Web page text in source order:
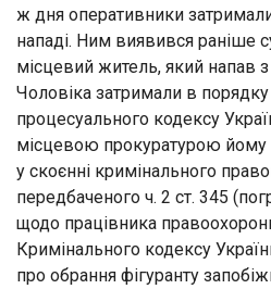
ж дня оперативники
нападі. Ним виявився раніше
місцевий житель, який напав з
Чоловіка затримали в
процесуального кодексу
місцевою прокуратурою йому
у скоєнні кримінального
передбаченого ч. 2 ст. 345
щодо працівника
Кримінального кодексу
про обрання фігуранту